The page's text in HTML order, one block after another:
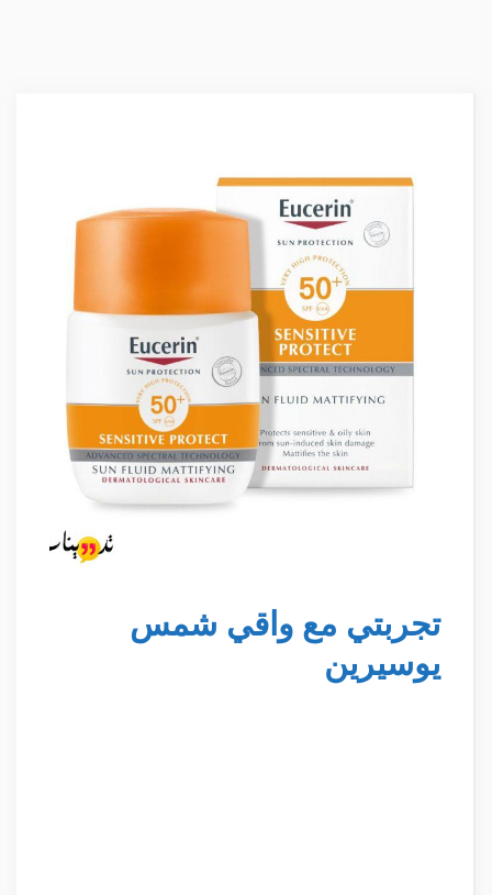
تجربتي مع واقي شمس
يوسيرين